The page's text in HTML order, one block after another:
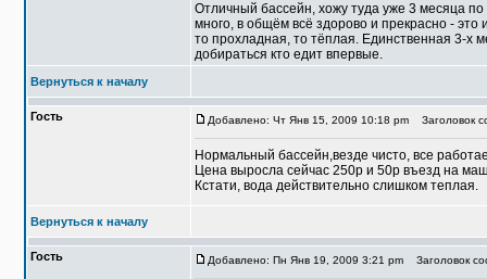
Отличный бассейн, хожу туда уже 3 месяца
много, в общём всё здорово и прекрасно -
то прохладная, то тёплая. Единственная 3-х
добираться кто едит впервые.
Вернуться к началу
Гость Добавлено: Чт Янв 15, 2009 10:18 pm Заголовок
Нормальный бассейн,везде чисто, все
Цена выросла сейчас 250р и 50р въезд на
Кстати, вода действительно слишком теплая.
Вернуться к началу
Гость Добавлено: Пн Янв 19, 2009 3:21 pm Заголовок